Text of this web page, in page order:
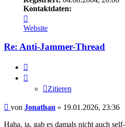
Kontaktdaten:
von
Jonathan
Website
Re: Anti-Jammer-Thread
Zitieren
Beitrag
von Jonathan » 19.01.2026, 23:36
Haha, ja, gab es damals nicht auch